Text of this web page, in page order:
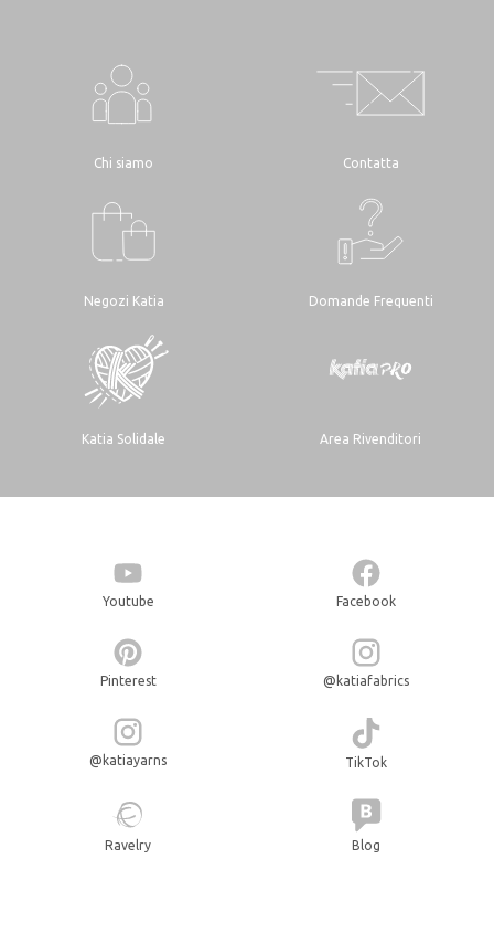
Chi siamo Contatta
Negozi Katia Domande Frequenti
Katia Solidale Area Rivenditori
Youtube Facebook
Pinterest @katiafabrics
@katiayarns TikTok
Ravelry Blog